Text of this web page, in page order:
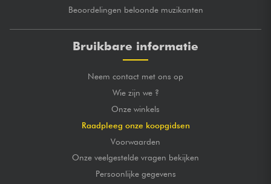
Beoordelingen beloonde muzikanten
Bruikbare informatie
Neem contact met ons op
Wie zijn we ?
Onze winkels
Raadpleeg onze koopgidsen
Voorwaarden
Onze veelgestelde vragen bekijken
Persoonlijke gegevens